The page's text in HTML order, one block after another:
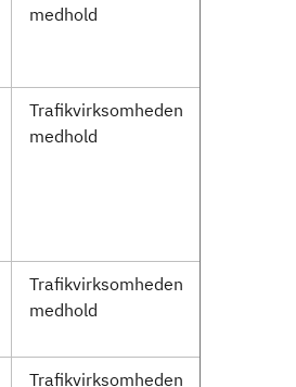
medhold
Trafikvirksomheden
medhold
Trafikvirksomheden
medhold
Trafikvirksomheden